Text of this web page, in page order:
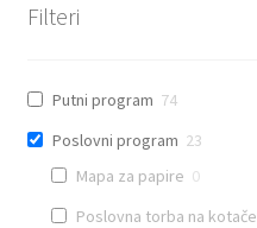
Filteri
Putni program 74
Poslovni program 23
Mapa za papire 0
Poslovna torba na kotače